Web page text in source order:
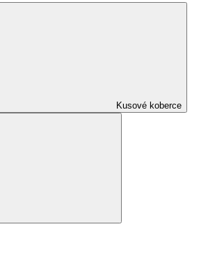
Kusové koberce